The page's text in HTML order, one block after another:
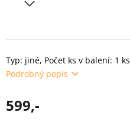
Typ: jiné, Počet ks v balení: 1 ks
Podrobný popis
599,-